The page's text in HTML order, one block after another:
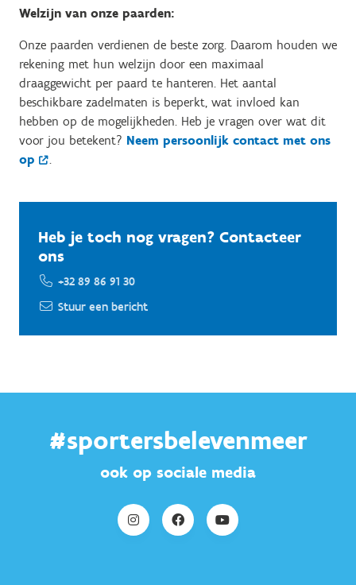
Welzijn van onze paarden:
Onze paarden verdienen de beste zorg. Daarom houden we
rekening met hun welzijn door een maximaal
draaggewicht per paard te hanteren. Het aantal
beschikbare zadelmaten is beperkt, wat invloed kan
hebben op de mogelijkheden. Heb je vragen over wat dit
voor jou betekent? Neem persoonlijk contact met ons
op
.
Heb je toch nog vragen? Contacteer
ons
+32 89 86 91 30
Stuur een bericht
#sportersbelevenmeer
ook op sociale media